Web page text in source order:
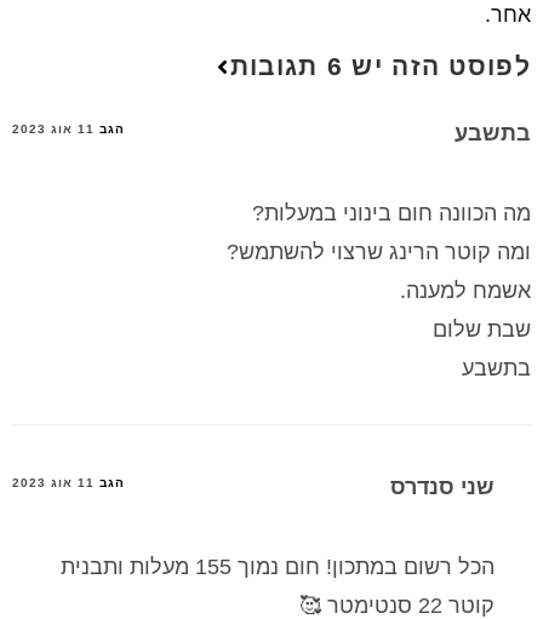
אחר.
לפוסט הזה יש 6 תגובות
בתשבע הגב 11 אוג 2023
מה הכוונה חום בינוני במעלות?
ומה קוטר הרינג שרצוי להשתמש?
אשמח למענה.
שבת שלום
בתשבע
שני סנדרס הגב 11 אוג 2023
הכל רשום במתכון! חום נמוך 155 מעלות ותבנית
קוטר 22 סנטימטר 🥰